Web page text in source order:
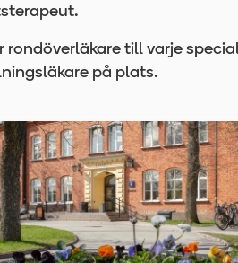
rondöverläkare till varje
på plats.